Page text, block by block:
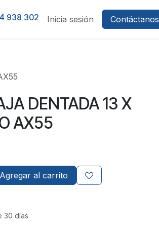
938 302 Inicia sesión Contáctanos
DENTADA 13 X
AX55
Agregar al carrito
30 días